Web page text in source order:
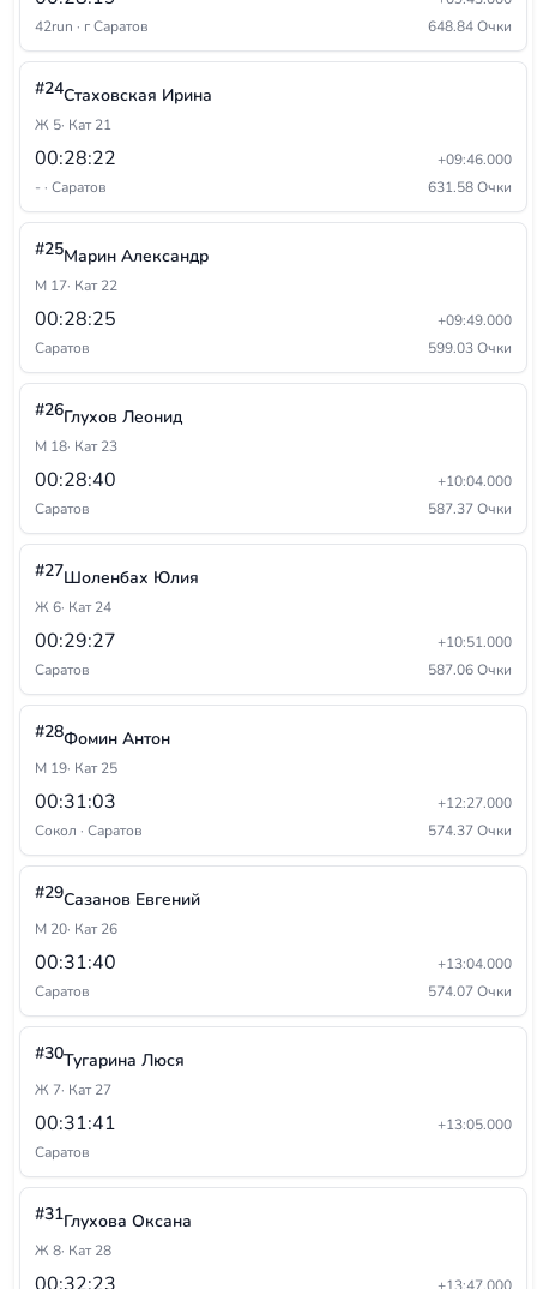
42run · г Саратов
648.84 Очки
#24Стаховская Ирина
Ж 5· Кат 21
00:28:22
+09:46.000
- · Саратов
631.58 Очки
#25Марин Александр
М 17· Кат 22
00:28:25
+09:49.000
Саратов
599.03 Очки
#26Глухов Леонид
М 18· Кат 23
00:28:40
+10:04.000
Саратов
587.37 Очки
#27Шоленбах Юлия
Ж 6· Кат 24
00:29:27
+10:51.000
Саратов
587.06 Очки
#28Фомин Антон
М 19· Кат 25
00:31:03
+12:27.000
Сокол · Саратов
574.37 Очки
#29Сазанов Евгений
М 20· Кат 26
00:31:40
+13:04.000
Саратов
574.07 Очки
#30Тугарина Люся
Ж 7· Кат 27
00:31:41
+13:05.000
Саратов
#31Глухова Оксана
Ж 8· Кат 28